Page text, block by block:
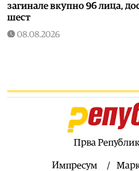
загинале вкупно 96 лица,
шест
08.08.2026
08.08.2026
Инфлацијата во
пониска од просекот во
одговараат, а сепак
Прва
Импресум